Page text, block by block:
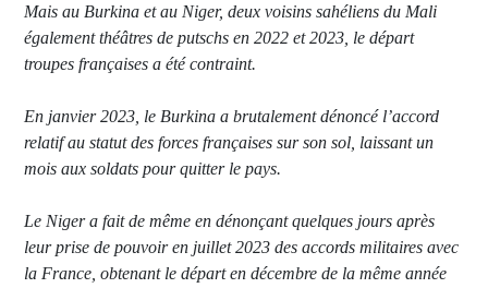
Mais au Burkina et au Niger, deux voisins sahéliens du Mali
également théâtres de putschs en 2022 et 2023, le départ
troupes françaises a été contraint.
En janvier 2023, le Burkina a brutalement dénoncé l’accord
relatif au statut des forces françaises sur son sol, laissant un
mois aux soldats pour quitter le pays.
Le Niger a fait de même en dénonçant quelques jours après
leur prise de pouvoir en juillet 2023 des accords militaires avec
la France, obtenant le départ en décembre de la même année